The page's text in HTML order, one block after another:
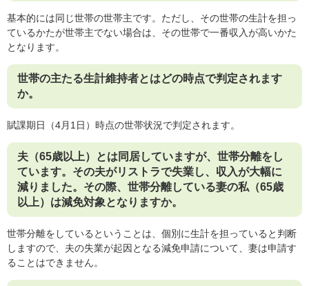
基本的には同じ世帯の世帯主です。ただし、その世帯の生計を担っ
ているかたが世帯主でない場合は、その世帯で一番収入が高いかた
となります。
世帯の主たる生計維持者とはどの時点で判定されます
か。
賦課期日（4月1日）時点の世帯状況で判定されます。
夫（65歳以上）とは同居していますが、世帯分離をし
ています。その夫がリストラで失業し、収入が大幅に
減りました。その際、世帯分離している妻の私（65歳
以上）は減免対象となりますか。
世帯分離をしているということは、個別に生計を担っていると判断
しますので、夫の失業が起因となる減免申請について、妻は申請す
ることはできません。